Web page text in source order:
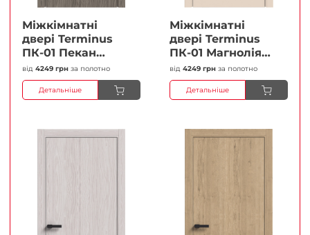
Міжкімнатні
двері Terminus
ПК-01 Пекан
Глухі Плівка
від 4249 грн за полотно
Детальніше
Міжкімнатні
двері Terminus
ПК-01 Магнолія
Глухі Плівка
від 4249 грн за полотно
Детальніше